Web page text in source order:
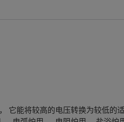
它能将较高的电压转换为较低的